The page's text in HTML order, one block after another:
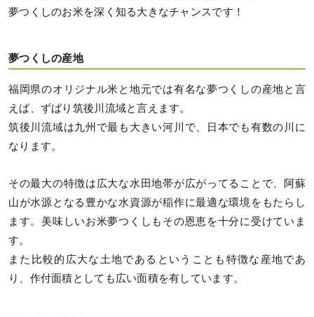
夢つくしのお米を深く知る大きなチャンスです！
夢つくしの産地
福岡県のオリジナル米と地元では有名な夢つくしの産地と言
えば、ずばり筑後川流域と言えます。
筑後川流域は九州で最も大きい河川で、日本でも有数の川に
なります。
その最大の特徴は広大な水田地帯が広がってることで、阿蘇
山が水源となる豊かな水資源が稲作に最適な環境をもたらし
ます。美味しいお米夢つくしもその恩恵を十分に受けていま
す。
また比較的広大な土地であるということも特徴な産地であ
り、作付面積としても広い面積を有しています。